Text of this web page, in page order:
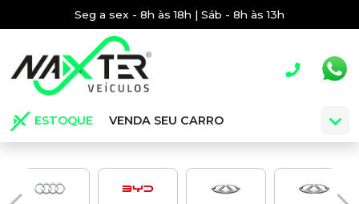
Seg a sex - 8h às 18h | Sáb - 8h às 13h
ESTOQUE VENDA SEU CARRO